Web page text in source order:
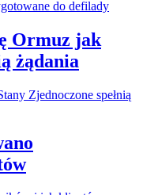
Ormuz jak
żądania